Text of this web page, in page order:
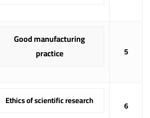
5
Good manufacturing
practice
6
Ethics of scientific research